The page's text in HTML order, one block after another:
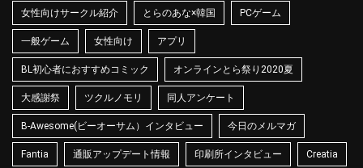
女性向けサークル紹介 とらのあな×韓国 PCゲーム
一般ゲーム 女性向け アプリ
BL初心者におすすめコミック オンラインとら祭り2020夏
大感謝祭 ツクルノモリ 同人アンケート
B-Awesome(ビーオーサム）インタビュー 今日のメルマガ
Fantia 通販アップデート情報 印刷所インタビュー Creatia